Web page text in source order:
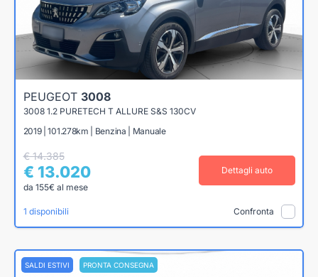
PEUGEOT 3008
3008 1.2 PURETECH T ALLURE S&S 130CV
2019 | 101.278km | Benzina | Manuale
€ 14.385
€ 13.020
da 155€ al mese
Dettagli auto
1 disponibili Confronta
SALDI ESTIVI PRONTA CONSEGNA